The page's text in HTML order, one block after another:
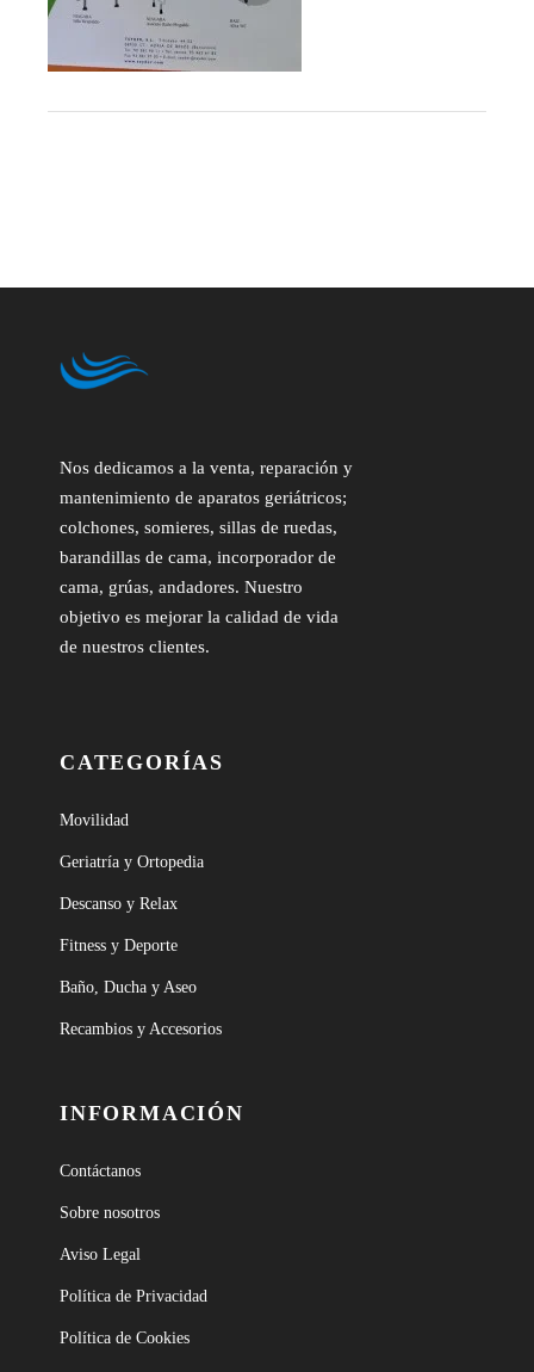
Nos dedicamos a la venta, reparación y
mantenimiento de aparatos geriátricos;
colchones, somieres, sillas de ruedas,
barandillas de cama, incorporador de
cama, grúas, andadores. Nuestro
objetivo es mejorar la calidad de vida
de nuestros clientes.
CATEGORÍAS
Movilidad
Geriatría y Ortopedia
Descanso y Relax
Fitness y Deporte
Baño, Ducha y Aseo
Recambios y Accesorios
INFORMACIÓN
Contáctanos
Sobre nosotros
Aviso Legal
Política de Privacidad
Política de Cookies